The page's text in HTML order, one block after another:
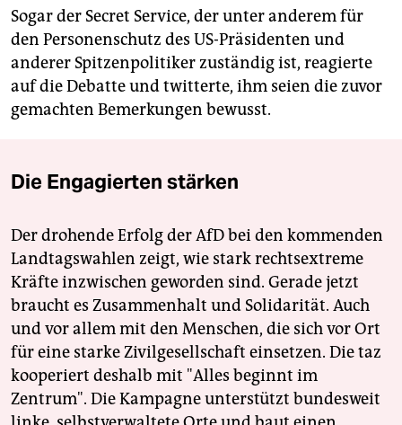
Sogar der Secret Service, der unter anderem für
den Personenschutz des US-Präsidenten und
anderer Spitzenpolitiker zuständig ist, reagierte
auf die Debatte und twitterte, ihm seien die zuvor
gemachten Bemerkungen bewusst.
Die Engagierten stärken
Der drohende Erfolg der AfD bei den kommenden
Landtagswahlen zeigt, wie stark rechtsextreme
Kräfte inzwischen geworden sind. Gerade jetzt
braucht es Zusammenhalt und Solidarität. Auch
und vor allem mit den Menschen, die sich vor Ort
für eine starke Zivilgesellschaft einsetzen. Die taz
kooperiert deshalb mit "Alles beginnt im
Zentrum". Die Kampagne unterstützt bundesweit